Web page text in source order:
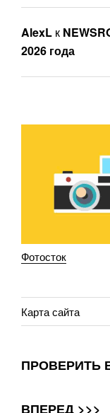
AlexL к
2026 года
Фотосток
Карта сайта
ПРОВЕРИТЬ
ВПЕРЕД >>>